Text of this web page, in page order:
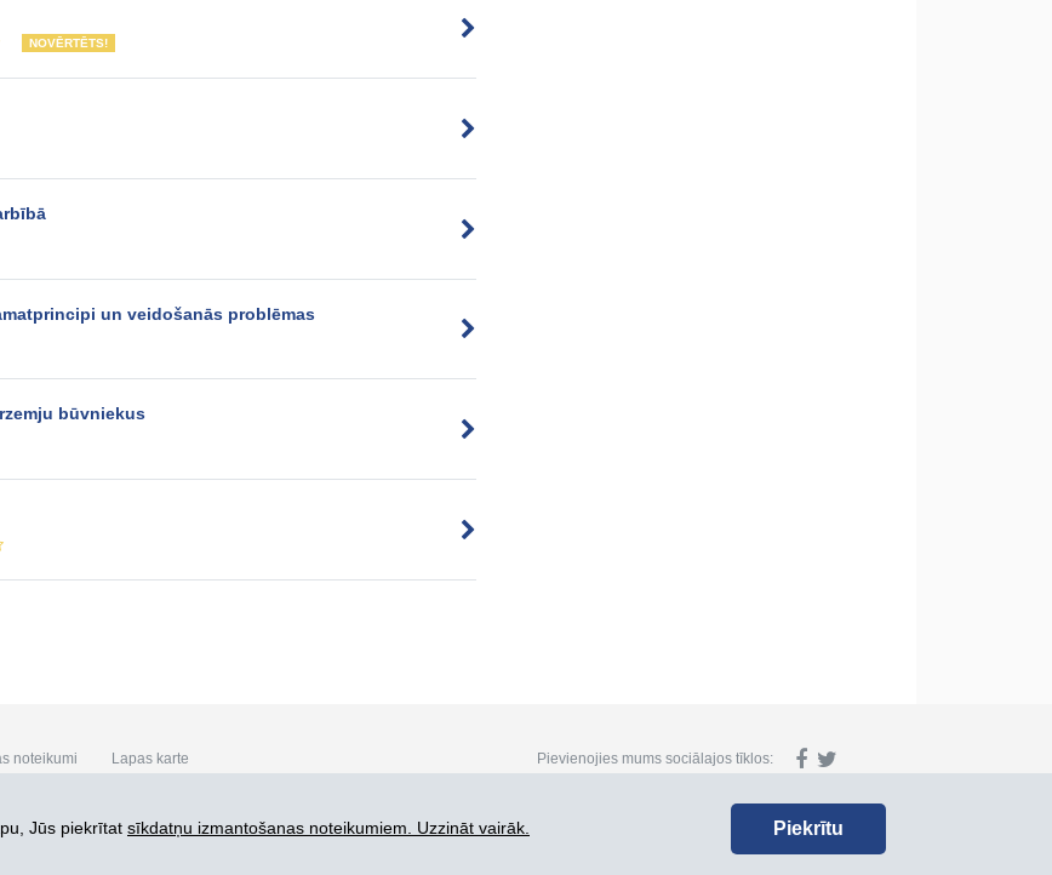
NOVĒRTĒTS!
un veidošanās problēmas
būvniekus
noteikumi Lapas karte Pievienojies mums sociālajos tīklos:
Jūs piekrītat sīkdatņu izmantošanas noteikumiem. Uzzināt vairāk. Piekrītu